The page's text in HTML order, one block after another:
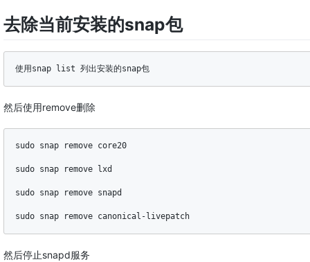
去除当前安装的snap包
使用snap list 列出安装的snap包
然后使用remove删除
sudo snap remove core20
sudo snap remove lxd
sudo snap remove snapd
sudo snap remove canonical-livepatch
然后停止snapd服务